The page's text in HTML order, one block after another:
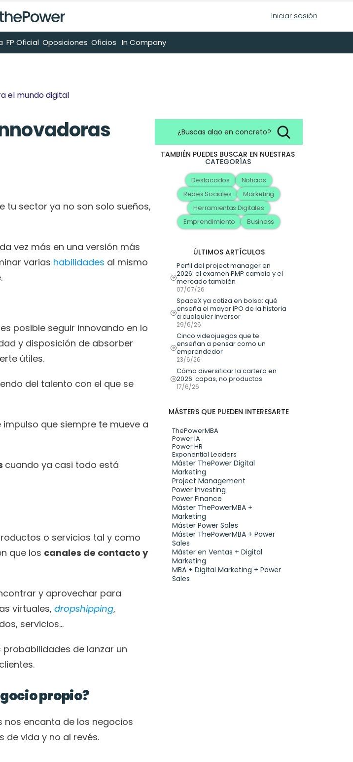
Iniciar sesión
FP Oficial Oposiciones Oficios In Company
el mundo digital
tu sector ya no son solo sueños,
vez más en una versión más
varias habilidades al mismo
posible seguir innovando en lo
y disposición de absorber
útiles.
del talento con el que se
que siempre te mueve a
cuando ya casi todo está
o servicios tal y como
que los canales de contacto y
y aprovechar para
virtuales, dropshipping,
servicios…
de lanzar un
propio?
nos encanta de los negocios
de vida y no al revés.
¿Buscas algo en concreto?
TAMBIÉN PUEDES BUSCAR EN NUESTRAS
CATEGORÍAS
Destacados
Noticias
Redes Sociales
Marketing
Herramientas Digitales
Emprendimiento
Business
ÚLTIMOS ARTÍCULOS
Perfil del project manager en
2026: el examen PMP cambia y el
mercado también
07/07/26
SpaceX ya cotiza en bolsa: qué
enseña el mayor IPO de la historia
a cualquier inversor
29/6/26
Cinco videojuegos que te
enseñan a pensar como un
emprendedor
23/6/26
Cómo diversificar la cartera en
2026: capas, no productos
17/6/26
MÁSTERS QUE PUEDEN INTERESARTE
ThePowerMBA
Power IA
Power HR
Exponential Leaders
Máster ThePower Digital
Marketing
Project Management
Power Investing
Power Finance
Máster ThePowerMBA +
Marketing
Máster Power Sales
Máster ThePowerMBA + Power
Sales
Máster en Ventas + Digital
Marketing
MBA + Digital Marketing + Power
Sales